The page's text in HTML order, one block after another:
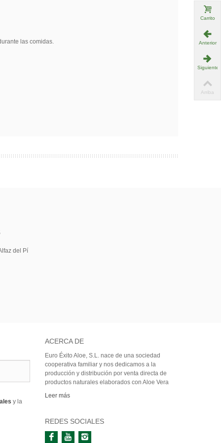
las comidas.
del Pí
y la
ACERCA DE
Euro Éxito Aloe, S.L. nace de una sociedad
cooperativa familiar y nos dedicamos a la
producción y distribución por venta directa de
productos naturales elaborados con Aloe Vera
Leer más
REDES SOCIALES
Carrito
Anterior
Siguiente
Arriba